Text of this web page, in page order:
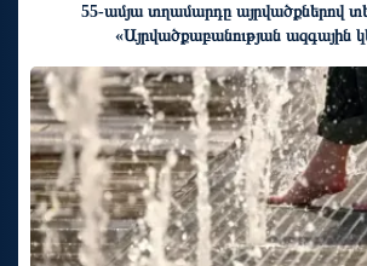
55-ամյա տղամարդը այրվածքներով
«Այրվածքաբանության ազգային